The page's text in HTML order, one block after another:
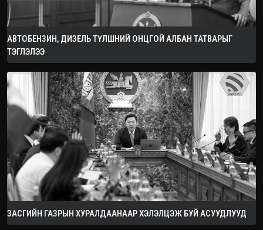
АВТОБЕНЗИН, ДИЗЕЛЬ ТҮЛШНИЙ ОНЦГОЙ АЛБАН ТАТВАРЫГ
ТЭГЛЭЛЭЭ
ЗАСГИЙН ГАЗРЫН ХУРАЛДААНААР ХЭЛЭЛЦЭЖ БУЙ АСУУДЛУУД